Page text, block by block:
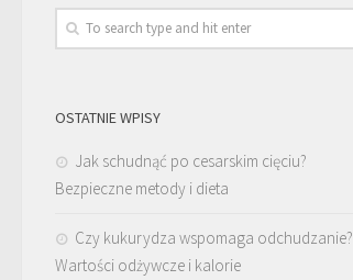
OSTATNIE WPISY
Jak schudnąć po cesarskim cięciu?
Bezpieczne metody i dieta
Czy kukurydza wspomaga odchudzanie?
Wartości odżywcze i kalorie